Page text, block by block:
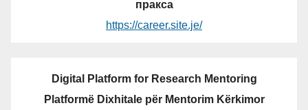
пракса
https://career.site.je/
Digital Platform for Research Mentoring
Platformë Dixhitale për Mentorim Kërkimor